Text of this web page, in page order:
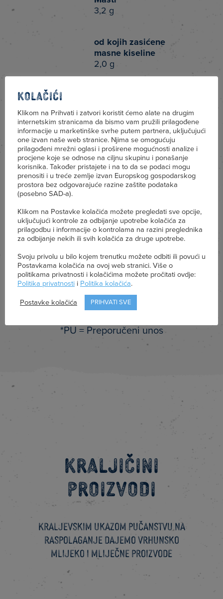
3,2 g
od kojih zasićene
masne kiseline
2,0 g
od kojih šećeri
4,6 g
Bjelančevine
Sol
Kalcij
120 mg (15% PU*)
*PU = Preporučeni unos
Kraljičini
proizvodi
Kraljevskim ukazom pučanstvu na
raspolaganje dajemo vrhunsko
mlijeko i mliječne proizvode
Kolačići
Klikom na Prihvati i zatvori koristit ćemo alate na drugim
internetskim stranicama da bismo vam pružili prilagođene
informacije u marketinške svrhe putem partnera, uključujući
one izvan naše web stranice. Njima se omogućuju
prilagođeni mrežni oglasi i proširene mogućnosti analize i
procjene koje se odnose na ciljnu skupinu i ponašanje
korisnika. Također pristajete i na to da se podaci mogu
prenositi i u treće zemlje izvan Europskog gospodarskog
prostora bez odgovarajuće razine zaštite podataka
(posebno SAD-a).
Klikom na Postavke kolačića možete pregledati sve opcije,
uključujući kontrole za odbijanje upotrebe kolačića za
prilagodbu i informacije o kontrolama na razini preglednika
za odbijanje nekih ili svih kolačića za druge upotrebe.
Svoju privolu u bilo kojem trenutku možete odbiti ili povući u
Postavkama kolačića na ovoj web stranici. Više o
politikama privatnosti i kolačićima možete pročitati ovdje:
Politika privatnosti i Politika kolačića.
Postavke kolačića PRIHVATI SVE